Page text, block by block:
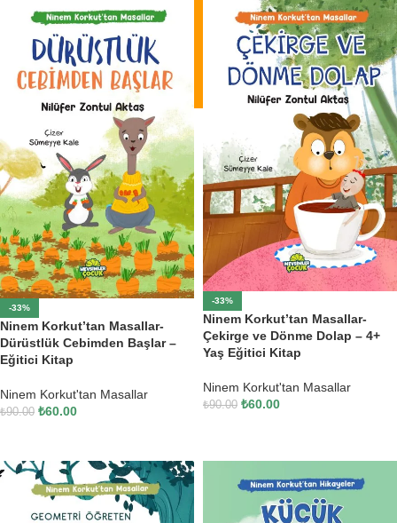
-33%
Ninem Korkut’tan Masallar-
Dürüstlük Cebimden Başlar –
Eğitici Kitap
Ninem Korkut'tan Masallar
₺90.00 ₺60.00
-33%
Ninem Korkut’tan Masallar-
Çekirge ve Dönme Dolap – 4+
Yaş Eğitici Kitap
Ninem Korkut'tan Masallar
₺90.00 ₺60.00